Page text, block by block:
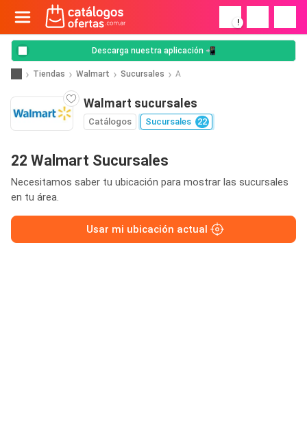
!
Descarga nuestra aplicación 📲
Tiendas Walmart Sucursales A
Walmart sucursales
Catálogos Sucursales 22
22 Walmart Sucursales
Necesitamos saber tu ubicación para mostrar las sucursales
en tu área.
Usar mi ubicación actual